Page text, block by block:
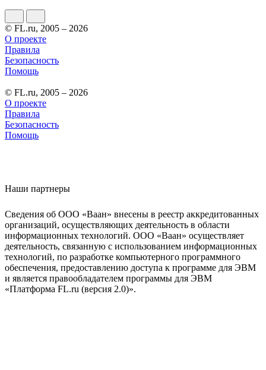
© FL.ru, 2005 – 2026
О проекте
Правила
Безопасность
Помощь
© FL.ru, 2005 – 2026
О проекте
Правила
Безопасность
Помощь
Наши партнеры
Сведения об ООО «Ваан» внесены в реестр аккредитованных
организаций, осуществляющих деятельность в области
информационных технологий. ООО «Ваан» осуществляет
деятельность, связанную с использованием информационных
технологий, по разработке компьютерного программного
обеспечения, предоставлению доступа к программе для ЭВМ
и является правообладателем программы для ЭВМ
«Платформа FL.ru (версия 2.0)».